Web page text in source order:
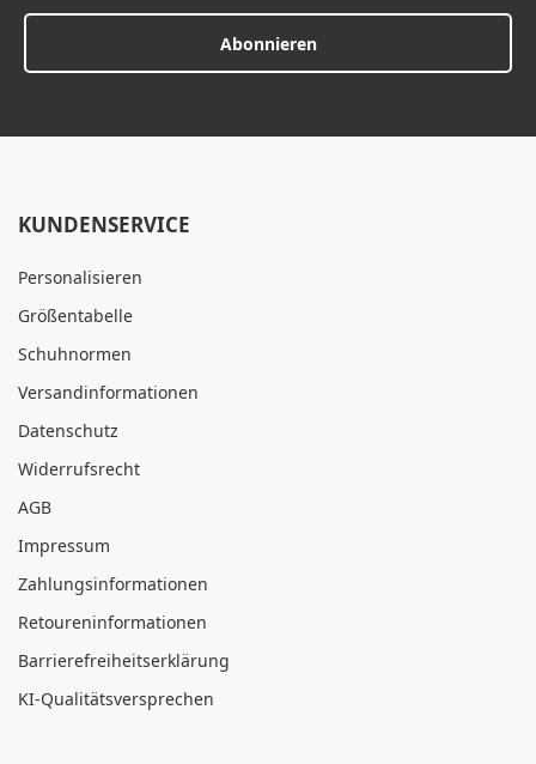
Abonnieren
KUNDENSERVICE
Personalisieren
Größentabelle
Schuhnormen
Versandinformationen
Datenschutz
Widerrufsrecht
AGB
Impressum
Zahlungsinformationen
Retoureninformationen
Barrierefreiheitserklärung
KI-Qualitätsversprechen